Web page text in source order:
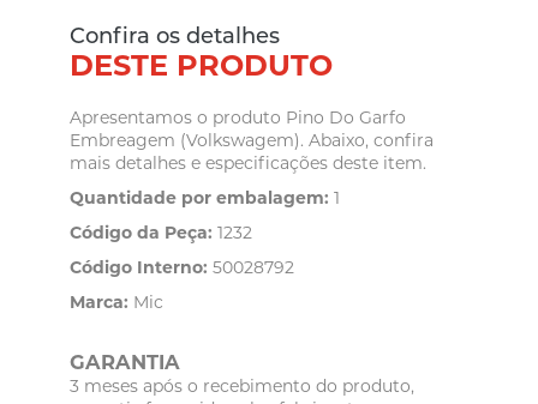
Confira os detalhes
DESTE PRODUTO
Apresentamos o produto Pino Do Garfo
Embreagem (Volkswagem). Abaixo, confira
mais detalhes e especificações deste item.
Quantidade por embalagem: 1
Código da Peça: 1232
Código Interno: 50028792
Marca: Mic
GARANTIA
3 meses após o recebimento do produto,